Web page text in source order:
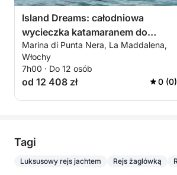
Island Dreams: całodniowa
wycieczka katamaranem do
Spargi i Budelli
Marina di Punta Nera, La Maddalena,
Włochy
7h00 · Do 12 osób
od 12 408 zł 0 (0)
Tagi
Luksusowy rejs jachtem Rejs żaglówką